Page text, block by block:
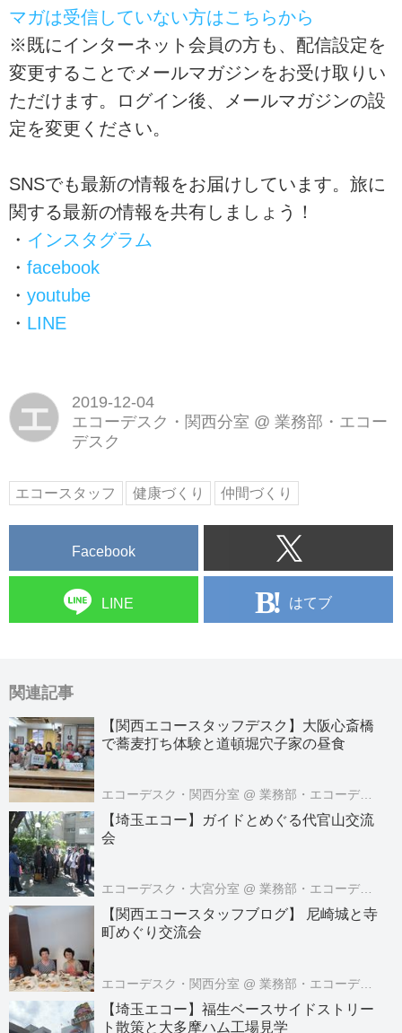
マガは受信していない方はこちらから
※既にインターネット会員の方も、配信設定を
変更することでメールマガジンをお受け取りい
ただけます。ログイン後、メールマガジンの設
定を変更ください。
SNSでも最新の情報をお届けしています。旅に
関する最新の情報を共有しましょう！
・ インスタグラム
・ facebook
・ youtube
・ LINE
エ
2019-12-04
エコーデスク・関西分室 @ 業務部・エコー
デスク
エコースタッフ 健康づくり 仲間づくり
Facebook
LINE はてブ
関連記事
【関西エコースタッフデスク】大阪心斎橋
で蕎麦打ち体験と道頓堀穴子家の昼食
エコーデスク・関西分室 @ 業務部・エコーデスク
【埼玉エコー】ガイドとめぐる代官山交流
会
エコーデスク・大宮分室 @ 業務部・エコーデスク
【関西エコースタッフブログ】 尼崎城と寺
町めぐり交流会
エコーデスク・関西分室 @ 業務部・エコーデスク
【埼玉エコー】福生ベースサイドストリー
ト散策と大多摩ハム工場見学